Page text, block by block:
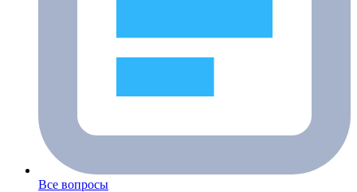
Все вопросы